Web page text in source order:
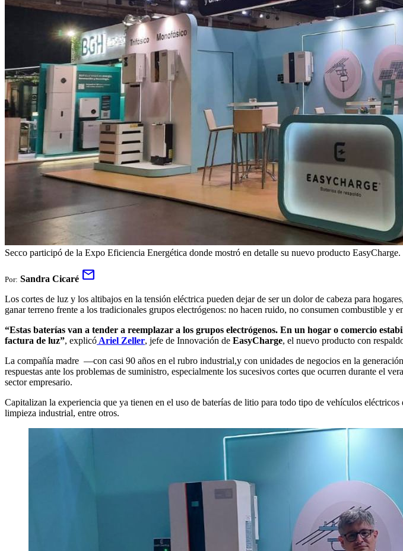
Secco participó de la Expo Eficiencia Energética donde mostró en detalle su nuevo producto EasyCharge.
Por: Sandra Cicaré mail
Los cortes de luz y los altibajos en la tensión eléctrica pueden dejar de ser un dolor de cabeza para
ganar terreno frente a los tradicionales grupos electrógenos: no hacen ruido, no consumen combustible y
“Estas baterías van a tender a reemplazar a los grupos electrógenos. En un hogar o comercio
factura de luz”, explicó Ariel Zeller, jefe de Innovación de EasyCharge, el nuevo producto con
La compañía madre —con casi 90 años en el rubro industrial,y con unidades de negocios en la
respuestas ante los problemas de suministro, especialmente los sucesivos cortes que ocurren durante el
sector empresario.
Capitalizan la experiencia que ya tienen en el uso de baterías de litio para todo tipo de vehículos
limpieza industrial, entre otros.